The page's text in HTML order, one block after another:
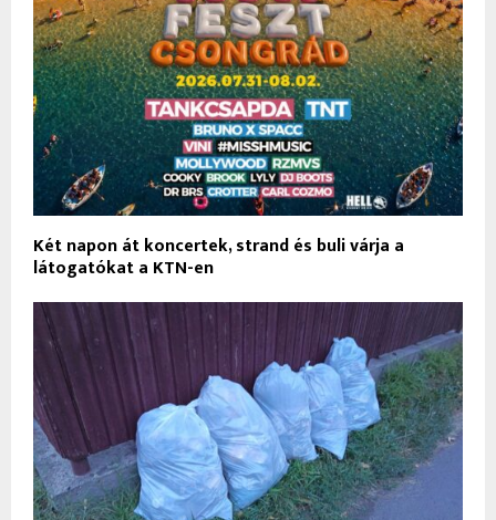
Két napon át koncertek, strand és buli várja a
látogatókat a KTN-en